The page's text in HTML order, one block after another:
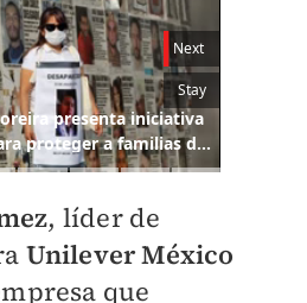
, líder de
Unilever México
que